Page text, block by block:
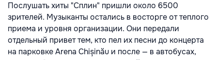
Послушать хиты "Сплин" пришли около 6500
зрителей. Музыканты остались в восторге от теплого
приема и уровня организации. Они передали
отдельный привет тем, кто пел их песни до концерта
на парковке Arena Chișinău и после — в автобусах,